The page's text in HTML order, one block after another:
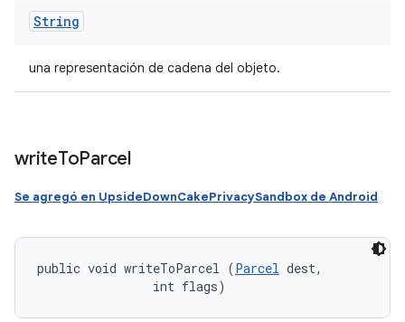
String
una representación de cadena del objeto.
writeToParcel
Se agregó en UpsideDownCakePrivacySandbox de Android
public void writeToParcel (Parcel dest,
                int flags)